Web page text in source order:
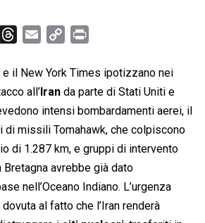
r
e
a
d
s
a
i
l
p
y
L
i
n
k
i
n
t
e il New York Times ipotizzano nei
all’ Iran da parte di Stati Uniti e
intensi bombardamenti aerei, il
di missili Tomahawk, che colpiscono
di 1.287 km, e gruppi di intervento
Bretagna avrebbe già dato
nell’Oceano Indiano. L’urgenza
al fatto che l’Iran renderà